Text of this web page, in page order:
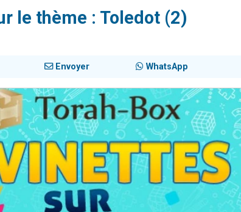
le thème : Toledot (2)
Envoyer WhatsApp